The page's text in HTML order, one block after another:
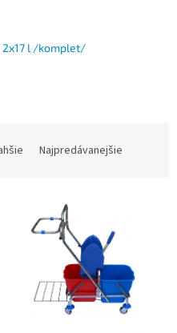
2x17 l /komplet/
Najpredávanejšie